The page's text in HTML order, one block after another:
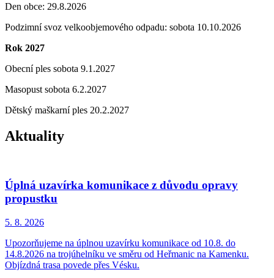
Den obce: 29.8.2026
Podzimní svoz velkoobjemového odpadu: sobota 10.10.2026
Rok 2027
Obecní ples sobota 9.1.2027
Masopust sobota 6.2.2027
Dětský maškarní ples 20.2.2027
Aktuality
Úplná uzavírka komunikace z důvodu opravy
propustku
5. 8. 2026
Upozorňujeme na úplnou uzavírku komunikace od 10.8. do
14.8.2026 na trojúhelníku ve směru od Heřmanic na Kamenku.
Objízdná trasa povede přes Vésku.